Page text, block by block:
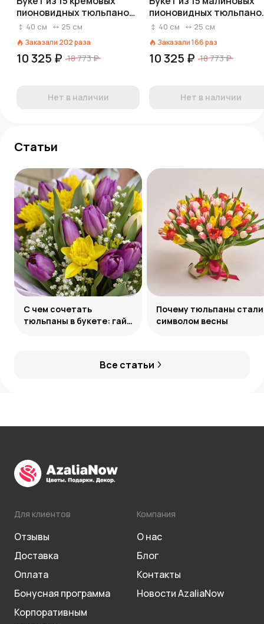
пионовидных тюльпанов
в кремовой бумаге
40 см 25 см
Заказали 202раза
10 325 ₽ 18 773 ₽
Нет в наличии
пионовидных
в розовой пленке
40 см 25 см
Заказали166раз
10 325 ₽ 18 773 ₽
Нет в наличии
Статьи
Все статьи
С чем сочетать
тюльпаны в букете: гайд
Почему тюльпаны стали
символом весны
Для клиентов
Отзывы
Доставка
Оплата
Бонусная программа
Корпоративным
Компания
О нас
Блог
Контакты
Новости AzaliaNow